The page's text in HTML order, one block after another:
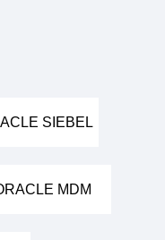
MDM
SIEBEL